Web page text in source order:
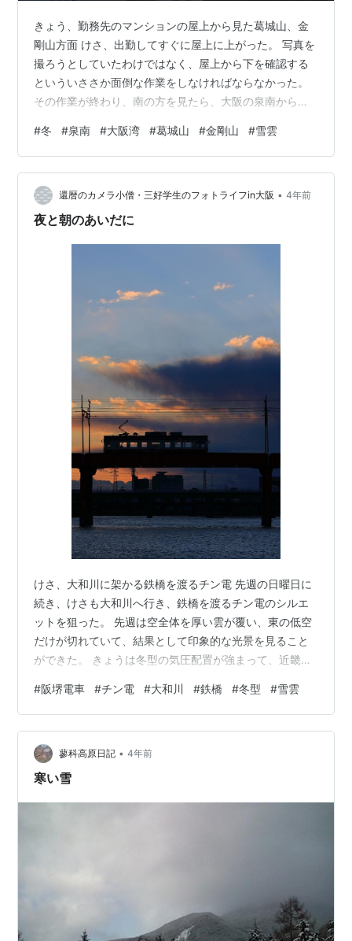
きょう、勤務先のマンションの屋上から見た葛城山、金
剛山方面 けさ、出勤してすぐに屋上に上がった。 写真を
撮ろうとしていたわけではなく、屋上から下を確認する
といういささか面倒な作業をしなければならなかった。
その作業が終わり、南の方を見たら、大阪の泉南から葛
「これはプチ日本海側気候の証しだな」と思った。 泉南
の西には大阪湾があり、冬場に北西の季節風が吹くと、
風が海を渡って陸地に達し、山に当たる。 そのため、泉
南は大阪市内と比べると雪が降る頻度が高い。 冬の日本
海側に雪が降るのと同じ理屈で、岸和田に住んでいたこ
#冬 #泉南 #大阪湾 #葛城山 #金剛山 #雪雲
還暦のカメラ小僧・三好学生のフォトライフin大阪 • 4年前
夜と朝のあいだに
けさ、大和川に架かる鉄橋を渡るチン電 先週の日曜日に
続き、けさも大和川へ行き、鉄橋を渡るチン電のシルエ
ットを狙った。 先週は空全体を厚い雲が覆い、東の低空
だけが切れていて、結果として印象的な光景を見ること
ができた。 きょうは冬型の気圧配置が強まって、近畿地
っていた。 しかし、寒気が強過ぎた。 大和川の岸に立っ
て東の空を見ると、厚い雲が広がっていた。 東の空以外
は晴れていて、先週と正反対の雲のかかり方だった。 季
節風が大阪湾を渡って、生駒、葛城、金剛と続く山地に
吹きつけ、雪雲が発生したのだろう。 道理で大阪の天気
#阪堺電車 #チン電 #大和川 #鉄橋 #冬型 #雪雲
蓼科高原日記 • 4年前
寒い雪